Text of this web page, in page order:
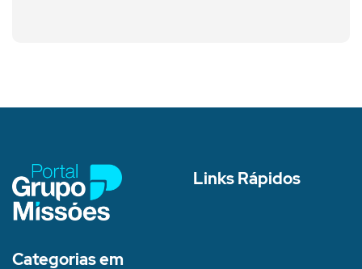
Links Rápidos
Categorias em